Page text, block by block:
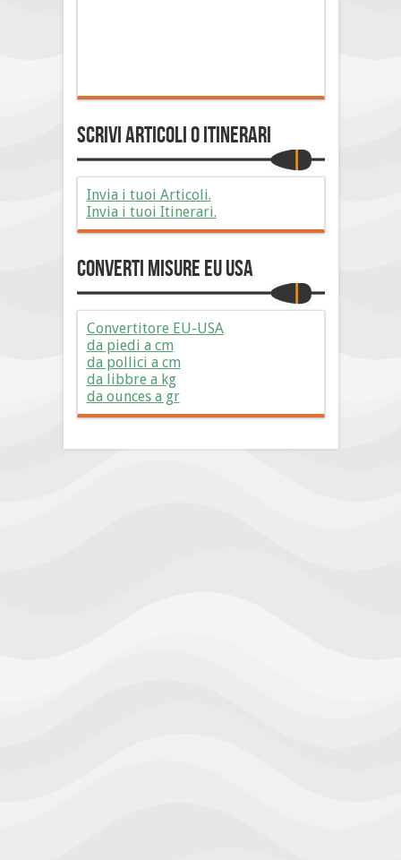
Scrivi Articoli o Itinerari
Invia i tuoi Articoli.
Invia i tuoi Itinerari.
Converti Misure EU USA
Convertitore EU-USA
da piedi a cm
da pollici a cm
da libbre a kg
da ounces a gr